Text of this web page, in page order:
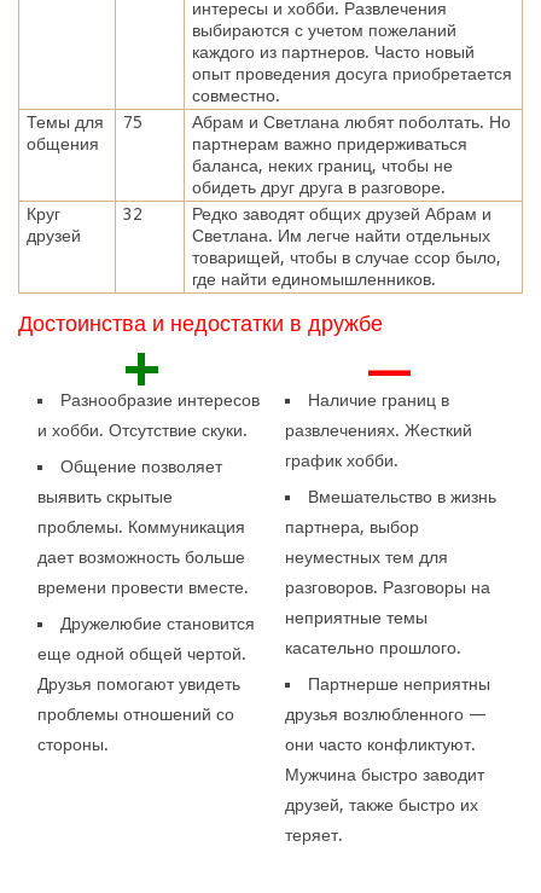
интересы и хобби. Развлечения
выбираются с учетом пожеланий
каждого из партнеров. Часто новый
опыт проведения досуга приобретается
совместно.
Темы для
общения
75
Абрам и Светлана любят поболтать. Но
партнерам важно придерживаться
баланса, неких границ, чтобы не
обидеть друг друга в разговоре.
Круг
друзей
32
Редко заводят общих друзей Абрам и
Светлана. Им легче найти отдельных
товарищей, чтобы в случае ссор было,
где найти единомышленников.
Достоинства и недостатки в дружбе
+
Разнообразие интересов
и хобби. Отсутствие скуки.
Общение позволяет
выявить скрытые
проблемы. Коммуникация
дает возможность больше
времени провести вместе.
Дружелюбие становится
еще одной общей чертой.
Друзья помогают увидеть
проблемы отношений со
стороны.
—
Наличие границ в
развлечениях. Жесткий
график хобби.
Вмешательство в жизнь
партнера, выбор
неуместных тем для
разговоров. Разговоры на
неприятные темы
касательно прошлого.
Партнерше неприятны
друзья возлюбленного —
они часто конфликтуют.
Мужчина быстро заводит
друзей, также быстро их
теряет.